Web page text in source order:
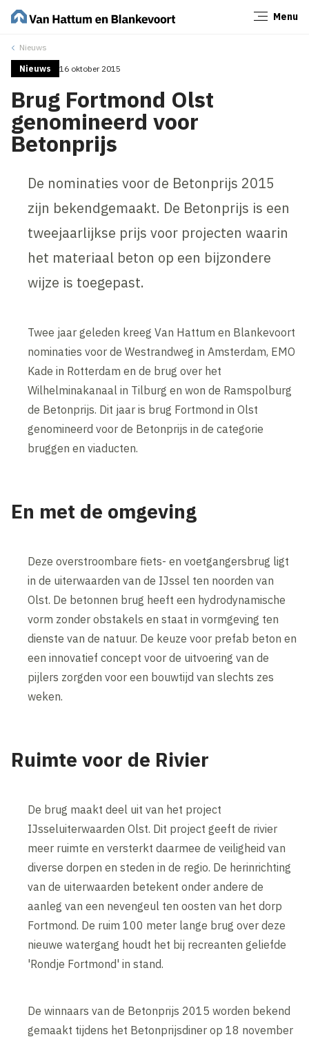
Menu
Nieuws
Nieuws 16 oktober 2015
Brug Fortmond Olst
genomineerd voor
Betonprijs
De nominaties voor de Betonprijs 2015
zijn bekendgemaakt. De Betonprijs is een
tweejaarlijkse prijs voor projecten waarin
het materiaal beton op een bijzondere
wijze is toegepast.
Twee jaar geleden kreeg Van Hattum en Blankevoort
nominaties voor de Westrandweg in Amsterdam, EMO
Kade in Rotterdam en de brug over het
Wilhelminakanaal in Tilburg en won de Ramspolburg
de Betonprijs. Dit jaar is brug Fortmond in Olst
genomineerd voor de Betonprijs in de categorie
bruggen en viaducten.
En met de omgeving
Deze overstroombare fiets- en voetgangersbrug ligt
in de uiterwaarden van de IJssel ten noorden van
Olst. De betonnen brug heeft een hydrodynamische
vorm zonder obstakels en staat in vormgeving ten
dienste van de natuur. De keuze voor prefab beton en
een innovatief concept voor de uitvoering van de
pijlers zorgden voor een bouwtijd van slechts zes
weken.
Ruimte voor de Rivier
De brug maakt deel uit van het project
IJsseluiterwaarden Olst. Dit project geeft de rivier
meer ruimte en versterkt daarmee de veiligheid van
diverse dorpen en steden in de regio. De herinrichting
van de uiterwaarden betekent onder andere de
aanleg van een nevengeul ten oosten van het dorp
Fortmond. De ruim 100 meter lange brug over deze
nieuwe watergang houdt het bij recreanten geliefde
'Rondje Fortmond' in stand.
De winnaars van de Betonprijs 2015 worden bekend
gemaakt tijdens het Betonprijsdiner op 18 november
Sluiten